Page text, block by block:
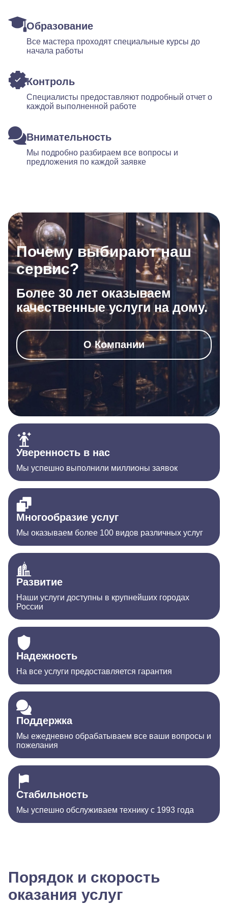
Образование
Все мастера проходят специальные курсы до
начала работы
Контроль
Специалисты предоставляют подробный отчет о
каждой выполненной работе
Внимательность
Мы подробно разбираем все вопросы и
предложения по каждой заявке
Почему выбирают наш
сервис?
Более 30 лет оказываем
качественные услуги на дому.
О Компании
Уверенность в нас
Мы успешно выполнили миллионы заявок
Многообразие услуг
Мы оказываем более 100 видов различных услуг
Развитие
Наши услуги доступны в крупнейших городах
России
Надежность
На все услуги предоставляется гарантия
Поддержка
Мы ежедневно обрабатываем все ваши вопросы и
пожелания
Стабильность
Мы успешно обслуживаем технику с 1993 года
Порядок и скорость
оказания услуг